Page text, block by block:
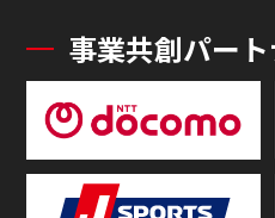
事業共創パー